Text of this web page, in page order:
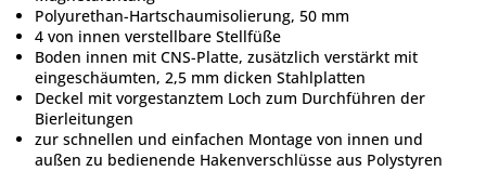
Polyurethan-Hartschaumisolierung, 50 mm
4 von innen verstellbare Stellfüße
Boden innen mit CNS-Platte, zusätzlich verstärkt mit
eingeschäumten, 2,5 mm dicken Stahlplatten
Deckel mit vorgestanztem Loch zum Durchführen der
Bierleitungen
zur schnellen und einfachen Montage von innen und
außen zu bedienende Hakenverschlüsse aus Polystyren